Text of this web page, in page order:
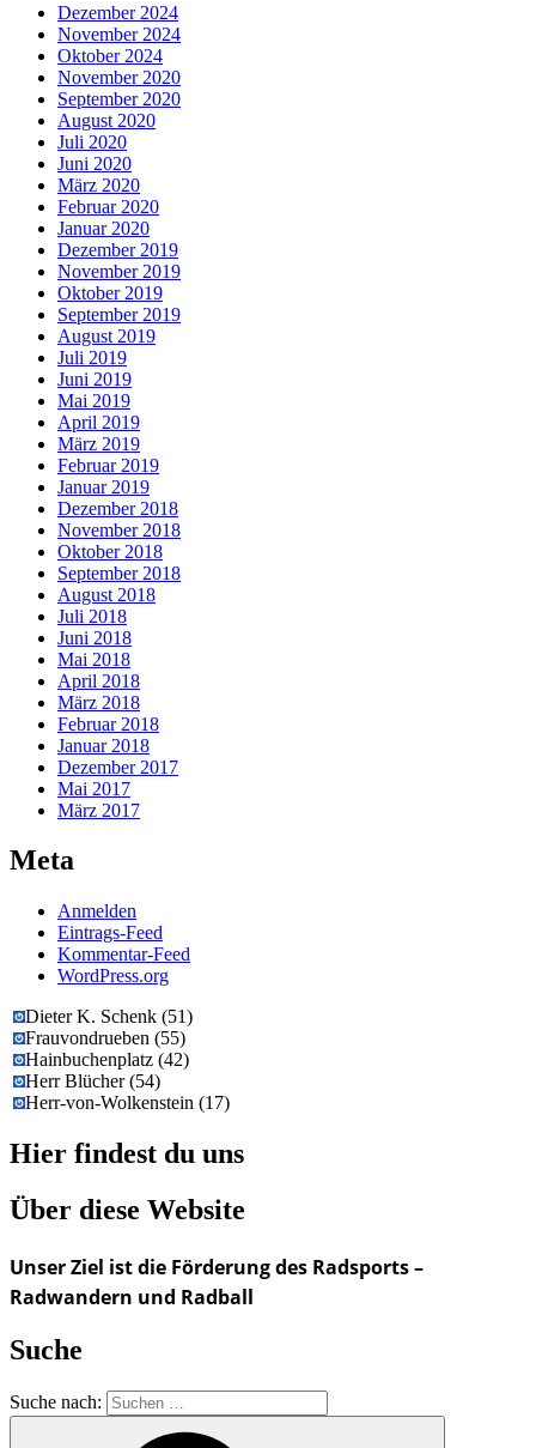
Dezember 2024
November 2024
Oktober 2024
November 2020
September 2020
August 2020
Juli 2020
Juni 2020
März 2020
Februar 2020
Januar 2020
Dezember 2019
November 2019
Oktober 2019
September 2019
August 2019
Juli 2019
Juni 2019
Mai 2019
April 2019
März 2019
Februar 2019
Januar 2019
Dezember 2018
November 2018
Oktober 2018
September 2018
August 2018
Juli 2018
Juni 2018
Mai 2018
April 2018
März 2018
Februar 2018
Januar 2018
Dezember 2017
Mai 2017
März 2017
Meta
Anmelden
Eintrags-Feed
Kommentar-Feed
WordPress.org
Dieter K. Schenk(51)
Frauvondrueben(55)
Hainbuchenplatz(42)
Herr Blücher(54)
Herr-von-Wolkenstein(17)
Hier findest du uns
Über diese Website
Unser Ziel ist die Förderung des Radsports –
Radwandern und Radball
Suche
Suche nach: